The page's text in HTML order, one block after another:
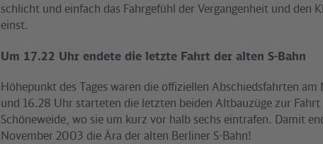
schlicht und einfach das Fahrgefühl der Vergangenheit und den
einst.
Um 17.22 Uhr endete die letzte Fahrt der alten S-Bahn
Höhepunkt des Tages waren die offiziellen Abschiedsfahrten
und 16.28 Uhr starteten die letzten beiden Altbauzüge zur
Schöneweide, wo sie um kurz vor halb sechs eintrafen. Damit
November 2003 die Ära der alten Berliner S-Bahn!